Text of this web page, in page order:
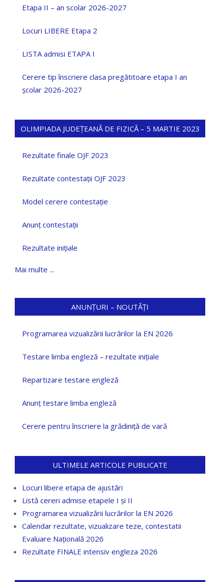
Etapa II – an scolar 2026-2027
Locuri LIBERE Etapa 2
LISTA admisi ETAPA I
Cerere tip înscriere clasa pregătitoare etapa I an
școlar 2026-2027
OLIMPIADA JUDEȚEANĂ DE FIZICĂ – 5 MARTIE 2023
Rezultate finale OJF 2023
Rezultate contestații OJF 2023
Model cerere contestație
Anunț contestații
Rezultate inițiale
Mai multe ...
ANUNȚURI – NOUTĂȚI
Programarea vizualizării lucrărilor la EN 2026
Testare limba engleză – rezultate inițiale
Repartizare testare engleză
Anunț testare limba engleză
Cerere pentru înscriere la grădiniță de vară
ULTIMELE ARTICOLE PUBLICATE
Locuri libere etapa de ajustări
Listă cereri admise etapele I și II
Programarea vizualizării lucrărilor la EN 2026
Calendar rezultate, vizualizare teze, contestatii
Evaluare Națională 2026
Rezultate FINALE intensiv engleza 2026